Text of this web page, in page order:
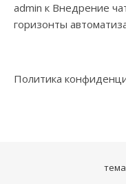
admin к Внедрение
горизонты
Политика